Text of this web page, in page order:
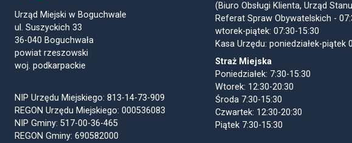
Urząd Miejski w Boguchwale
ul. Suszyckich 33
36-040 Boguchwała
powiat rzeszowski
woj. podkarpackie
NIP Urzędu Miejskiego: 813-14-73-909
REGON Urzędu Miejskiego: 000536083
NIP Gminy: 517-00-36-465
REGON Gminy: 690582000
(Biuro Obsługi Klienta, Urząd
Referat Spraw Obywatelskich -
wtorek-piątek: 07:30-15:30
Kasa Urzędu: poniedziałek-piątek
Straż Miejska
Poniedziałek: 7:30-15:30
Wtorek: 12:30-20:30
Środa 7:30-15:30
Czwartek: 12:30-20:30
Piątek 7:30-15:30